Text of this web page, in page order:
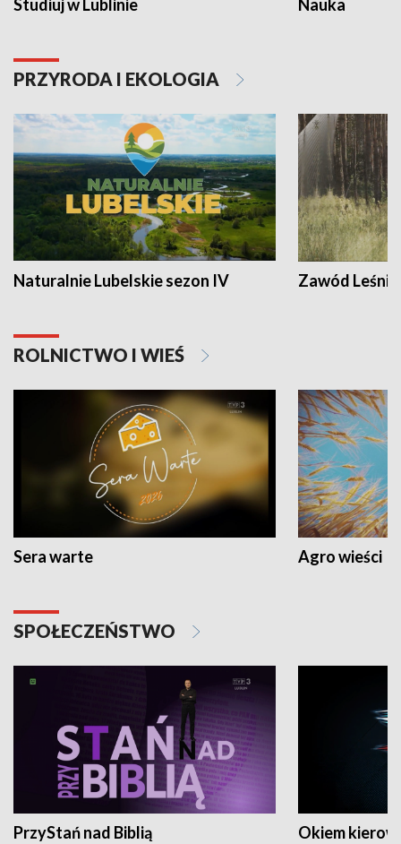
Studiuj w Lublinie Nauka
PRZYRODA I EKOLOGIA
Naturalnie Lubelskie sezon IV Zawód Leśnik
ROLNICTWO I WIEŚ
Sera warte Agro wieści
SPOŁECZEŃSTWO
PrzyStań nad Biblią Okiem